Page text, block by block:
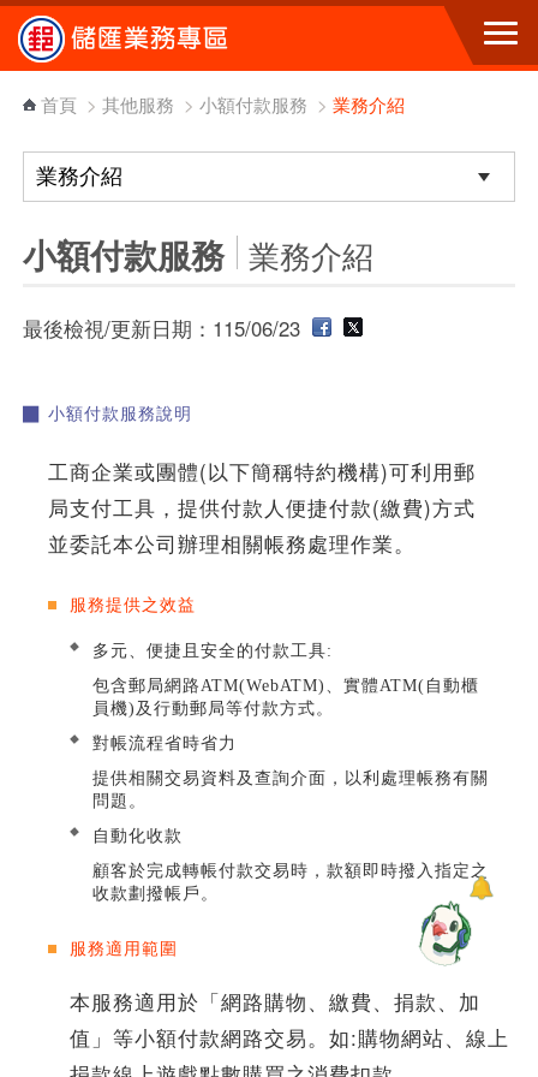
跳到主要內容區塊
首頁 > 其他服務 > 小額付款服務 > 業務介紹
小額付款服務 業務介紹
最後檢視/更新日期：115/06/23
小額付款服務說明
工商企業或團體(以下簡稱特約機構)可利用郵
局支付工具，提供付款人便捷付款(繳費)方式
並委託本公司辦理相關帳務處理作業。
服務提供之效益
多元、便捷且安全的付款工具:
包含郵局網路ATM(WebATM)、實體ATM(自動櫃
員機)及行動郵局等付款方式。
對帳流程省時省力
提供相關交易資料及查詢介面，以利處理帳務有關
問題。
自動化收款
顧客於完成轉帳付款交易時，款額即時撥入指定之
收款劃撥帳戶。
服務適用範圍
本服務適用於「網路購物、繳費、捐款、加
值」等小額付款網路交易。如:購物網站、線上